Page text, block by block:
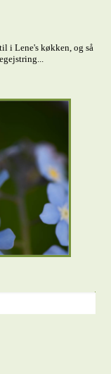
i Lene's køkken, og så